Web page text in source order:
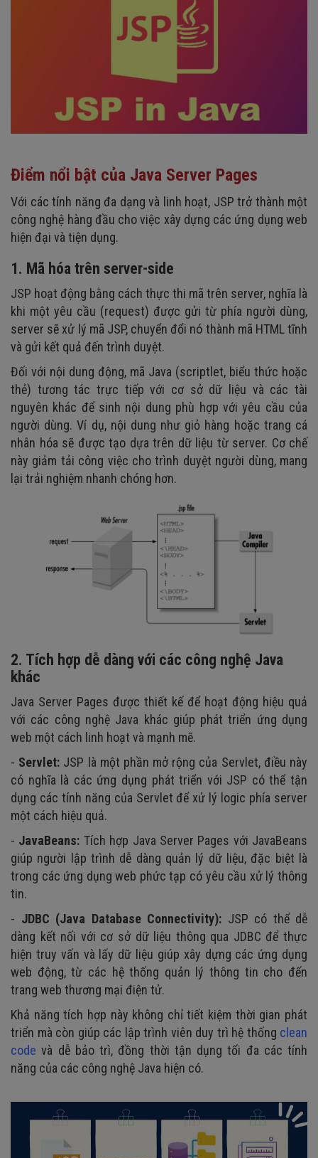
Điểm nổi bật của Java Server Pages
Với các tính năng đa dạng và linh hoạt, JSP trở thành một
công nghệ hàng đầu cho việc xây dựng các ứng dụng web
hiện đại và tiện dụng.
1. Mã hóa trên server-side
JSP hoạt động bằng cách thực thi mã trên server, nghĩa là
khi một yêu cầu (request) được gửi từ phía người dùng,
server sẽ xử lý mã JSP, chuyển đổi nó thành mã HTML tĩnh
và gửi kết quả đến trình duyệt.
Đối với nội dung động, mã Java (scriptlet, biểu thức hoặc
thẻ) tương tác trực tiếp với cơ sở dữ liệu và các tài
nguyên khác để sinh nội dung phù hợp với yêu cầu của
người dùng. Ví dụ, nội dung như giỏ hàng hoặc trang cá
nhân hóa sẽ được tạo dựa trên dữ liệu từ server. Cơ chế
này giảm tải công việc cho trình duyệt người dùng, mang
lại trải nghiệm nhanh chóng hơn.
2. Tích hợp dễ dàng với các công nghệ Java
khác
Java Server Pages được thiết kế để hoạt động hiệu quả
với các công nghệ Java khác giúp phát triển ứng dụng
web một cách linh hoạt và mạnh mẽ.
- Servlet: JSP là một phần mở rộng của Servlet, điều này
có nghĩa là các ứng dụng phát triển với JSP có thể tận
dụng các tính năng của Servlet để xử lý logic phía server
một cách hiệu quả.
- JavaBeans: Tích hợp Java Server Pages với JavaBeans
giúp người lập trình dễ dàng quản lý dữ liệu, đặc biệt là
trong các ứng dụng web phức tạp có yêu cầu xử lý thông
tin.
- JDBC (Java Database Connectivity): JSP có thể dễ
dàng kết nối với cơ sở dữ liệu thông qua JDBC để thực
hiện truy vấn và lấy dữ liệu giúp xây dựng các ứng dụng
web động, từ các hệ thống quản lý thông tin cho đến
trang web thương mại điện tử.
Khả năng tích hợp này không chỉ tiết kiệm thời gian phát
triển mà còn giúp các lập trình viên duy trì hệ thống clean
code và dễ bảo trì, đồng thời tận dụng tối đa các tính
năng của các công nghệ Java hiện có.